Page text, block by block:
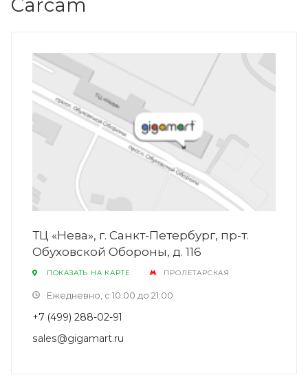
ТЦ «Нева», г. Санкт-Петербург, пр-т.
Обуховской Обороны, д. 116
ПОКАЗАТЬ НА КАРТЕ ПРОЛЕТАРСКАЯ
Ежедневно, с 10:00 до 21:00
+7 (499) 288-02-91
sales@gigamart.ru